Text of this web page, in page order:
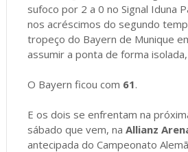
sufoco por 2 a 0 no Signal Iduna
nos acréscimos do segundo
tropeço do Bayern de Munique
assumir a ponta de forma
O Bayern ficou com 61.
E os dois se enfrentam na
sábado que vem, na Allianz
antecipada do Campeonato